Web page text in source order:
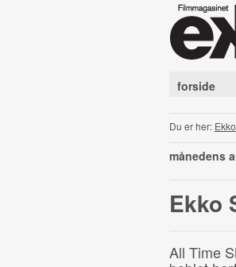
forside
Du er her:
månedens
Ekko
All Time